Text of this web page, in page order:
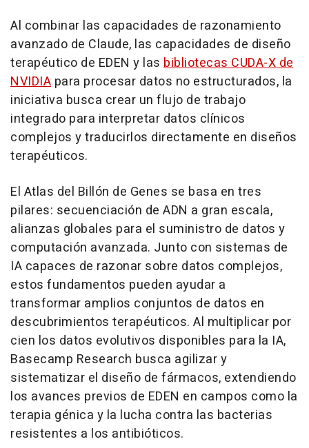
Al combinar las capacidades de razonamiento
avanzado de Claude, las capacidades de diseño
terapéutico de EDEN y las bibliotecas CUDA-X de
NVIDIA para procesar datos no estructurados, la
iniciativa busca crear un flujo de trabajo
integrado para interpretar datos clínicos
complejos y traducirlos directamente en diseños
terapéuticos.
El Atlas del Billón de Genes se basa en tres
pilares: secuenciación de ADN a gran escala,
alianzas globales para el suministro de datos y
computación avanzada. Junto con sistemas de
IA capaces de razonar sobre datos complejos,
estos fundamentos pueden ayudar a
transformar amplios conjuntos de datos en
descubrimientos terapéuticos. Al multiplicar por
cien los datos evolutivos disponibles para la IA,
Basecamp Research busca agilizar y
sistematizar el diseño de fármacos, extendiendo
los avances previos de EDEN en campos como la
terapia génica y la lucha contra las bacterias
resistentes a los antibióticos.